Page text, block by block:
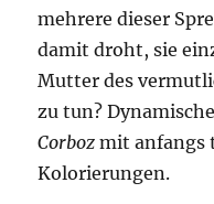
mehrere dieser
damit droht, sie
Mutter des
zu tun?
Corboz mit anfangs
Kolorierungen.